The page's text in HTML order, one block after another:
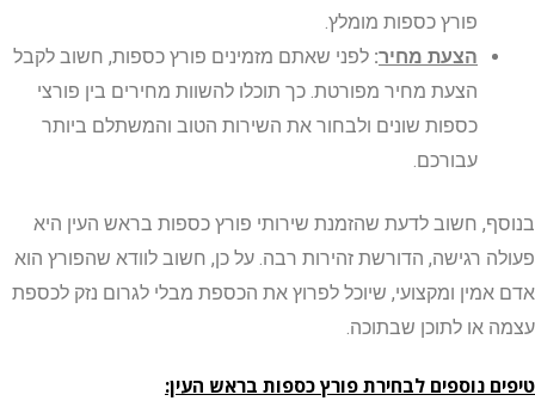
פורץ כספות מומלץ.
הצעת מחיר:לפני שאתם מזמינים פורץ כספות, חשוב לקבל
הצעת מחיר מפורטת. כך תוכלו להשוות מחירים בין פורצי
כספות שונים ולבחור את השירות הטוב והמשתלם ביותר
עבורכם.
חשוב לדעת שהזמנת שירותי פורץ כספות בראש העין היא
רגישה, הדורשת זהירות רבה. על כן, חשוב לוודא שהפורץ הוא
ומקצועי, שיוכל לפרוץ את הכספת מבלי לגרום נזק לכספת
לתוכן שבתוכה.
נוספים לבחירת פורץ כספות בראש העין: